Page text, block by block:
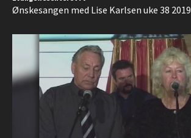
Ønskesangen med Lise Karlsen uke 38 2019